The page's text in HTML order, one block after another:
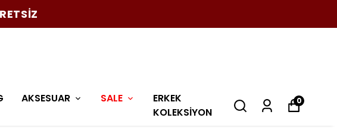
AKSESUAR SALE
ERKEK
KOLEKSİYON
0